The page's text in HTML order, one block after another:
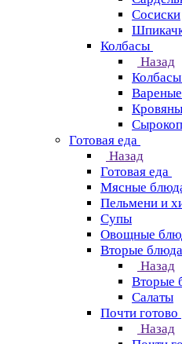
Сосиски
Колбасы
Назад
Колбасы
Вареные
Готовая еда
Назад
Готовая еда
Мясные
Пельмени и
Супы
Овощные
Вторые блюда
Назад
Вторые
Салаты
Почти готово
Назад